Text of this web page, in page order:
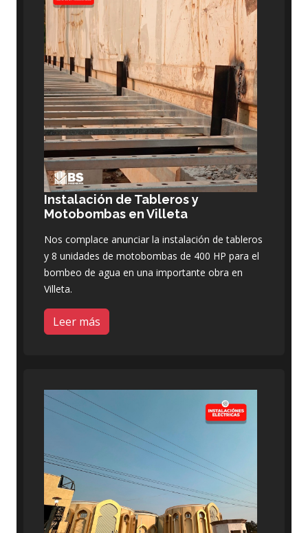
Instalación de Tableros y
Motobombas en Villeta
Nos complace anunciar la instalación de tableros
y 8 unidades de motobombas de 400 HP para el
bombeo de agua en una importante obra en
Villeta.
Leer más